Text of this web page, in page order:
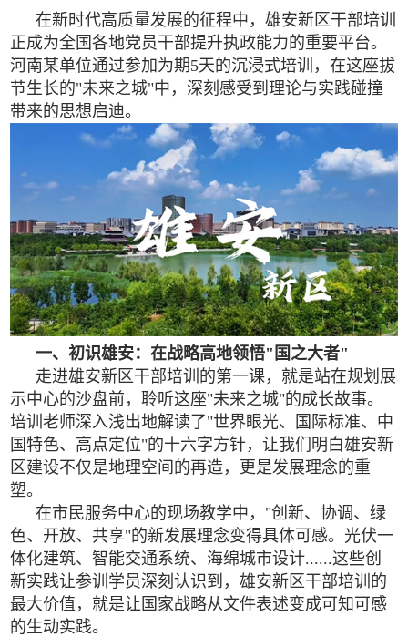
在新时代高质量发展的征程中，雄安新区干部培训
正成为全国各地党员干部提升执政能力的重要平台。
河南某单位通过参加为期5天的沉浸式培训，在这座拔
节生长的"未来之城"中，深刻感受到理论与实践碰撞
带来的思想启迪。
一、初识雄安：在战略高地领悟"国之大者"
走进雄安新区干部培训的第一课，就是站在规划展
示中心的沙盘前，聆听这座"未来之城"的成长故事。
培训老师深入浅出地解读了"世界眼光、国际标准、中
国特色、高点定位"的十六字方针，让我们明白雄安新
区建设不仅是地理空间的再造，更是发展理念的重
塑。
在市民服务中心的现场教学中，"创新、协调、绿
色、开放、共享"的新发展理念变得具体可感。光伏一
体化建筑、智能交通系统、海绵城市设计......这些创
新实践让参训学员深刻认识到，雄安新区干部培训的
最大价值，就是让国家战略从文件表述变成可知可感
的生动实践。